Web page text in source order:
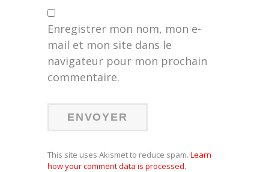
Enregistrer mon nom, mon e-
mail et mon site dans le
navigateur pour mon prochain
commentaire.
This site uses Akismet to reduce spam. Learn
how your comment data is processed.